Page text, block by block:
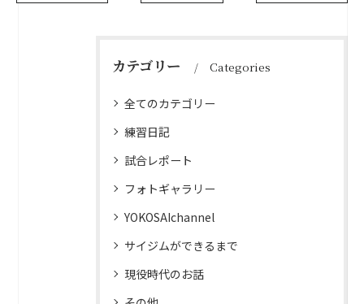
カテゴリー Categories
全てのカテゴリー
練習日記
試合レポート
フォトギャラリー
YOKOSAIchannel
サイジムができるまで
現役時代のお話